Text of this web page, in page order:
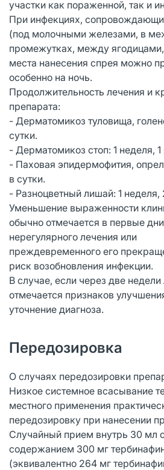
участки как пораженной, так и
При инфекциях,
(под молочными железами, в
промежутках, между ягодицами,
места нанесения спрея можно
особенно на ночь.
Продолжительность лечения и
препарата:
- Дерматомикоз туловища,
сутки.
- Дерматомикоз стоп: 1 неделя, 1
- Паховая эпидермофития,
в сутки.
- Разноцветный лишай: 1 неделя,
Уменьшение выраженности
обычно отмечается в первые
нерегулярного лечения или
преждевременного его
риск возобновления инфекции.
В случае, если через две недели
отмечается признаков
уточнение диагноза.
Передозировка
О случаях передозировки
Низкое системное всасывание
местного применения
передозировку при нанесении
Случайный прием внутрь 30 мл
содержанием 300 мг
(эквивалентно 264 мг